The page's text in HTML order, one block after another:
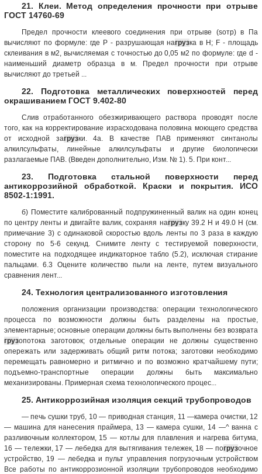
21. Клеи. Метод определения прочности при отрыве
ГОСТ 14760-69
Предел прочности клеевого соединения при отрыве (sотр) в Па
вычисляют по формуле: где Р - разрушающая нагрузка в Н; F - площадь
склеивания в м2, вычисляемая с точностью до 0,05 м2 по формуле: где d -
наименьший диаметр образца в м. Предел прочности при отрыве
вычисляют до третьей ...
22. Подготовка металлических поверхностей перед
окрашиванием ГОСТ 9.402-80
Слив отработанного обезжиривающего раствора проводят после
того, как на корректирование израсходована половина моющего средства
от исходной загрузки. 4а. В качестве ПАВ применяют синтанолы
алкилсульфаты, линейные алкилсульфаты и другие биологически
разлагаемые ПАВ. (Введен дополнительно, Изм. № 1). 5. При конт...
23. Подготовка стальной поверхности перед
антикоррозийной обработкой. Краски и покрытия. ИСО
8502-1:1991.
б) Поместите калиброванный подпружиненный валик на один конец
по центру ленты и двигайте валик, сохраняя нагрузку 39.2 Н и 49.0 Н (см.
примечание 3) с одинаковой скоростью вдоль ленты по 3 раза в каждую
сторону по 5-6 секунд. Снимите ленту с тестируемой поверхности,
поместите на подходящее индикаторное табло (5.2), исключая стирание
пальцами. 6.3 Оцените количество пыли на ленте, путем визуального
сравнения лент...
24. Технология централизованного изготовления
положения организации производства: операции технологического
процесса по возможности должны быть разделены на простые,
элементарные; основные операции должны быть выполнены без возврата
грузопотока заготовок; отдельные операции не должны существенно
опережать или задерживать общий ритм потока; заготовки необходимо
перемещать равномерно и ритмично и по возможно кратчайшему пути;
подъемно-транспортные операции должны быть максимально
механизированы. Примерная схема технологического процес...
25. Антикоррозийная изоляция секций трубопроводов
— печь сушки труб, 10 — приводная станция, 11 —камера очистки, 12
— машина для нанесения праймера, 13 — камера сушки, 14 —^ ванна с
разливочным коллектором, 15 — котлы для плавления и нагрева битума,
16 — тележки, 17 — лебедка для вытягивания тележек, 18 — погрузочное
устройство, 19 — лебедка и пульт управления погрузочным устройством
Все работы по антикоррозионной изоляции трубопроводов необходимо